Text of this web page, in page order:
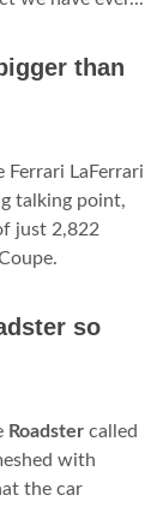
than
LaFerrari
talking point,
just 2,822
so
Roadster called
with
the car